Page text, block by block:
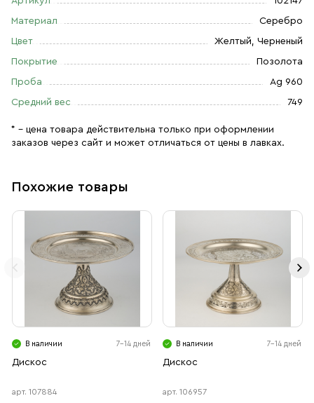
Материал Серебро
Цвет Желтый, Черненый
Покрытие Позолота
Проба Ag 960
Средний вес 749
* – цена товара действительна только при оформлении
заказов через сайт и может отличаться от цены в лавках.
Похожие товары
В наличии 7-14 дней
Дискос
арт. 107884
В наличии 7-14 дней
Дискос
арт. 106957